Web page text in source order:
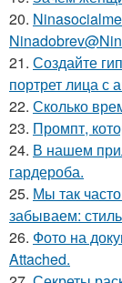
20.
21. Создайте
портрет лица с
22. Сколько
23. Промпт,
24. В нашем
гардероба.
25. Мы так
забываем:
26. Фото на
Attached.